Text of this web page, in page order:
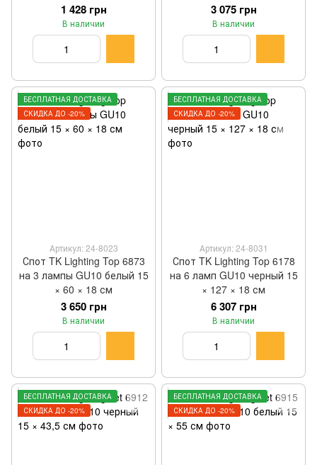
1 428 грн
В наличии
3 075 грн
В наличии
БЕСПЛАТНАЯ ДОСТАВКА
СКИДКА ДО -20%
Артикул: 24-8023
Спот TK Lighting Top 6873
на 3 лампы GU10 белый 15
× 60 × 18 см
3 650 грн
В наличии
БЕСПЛАТНАЯ ДОСТАВКА
СКИДКА ДО -20%
Артикул: 24-8031
Спот TK Lighting Top 6178
на 6 ламп GU10 черный 15
× 127 × 18 см
6 307 грн
В наличии
БЕСПЛАТНАЯ ДОСТАВКА
СКИДКА ДО -20%
БЕСПЛАТНАЯ ДОСТАВКА
СКИДКА ДО -20%